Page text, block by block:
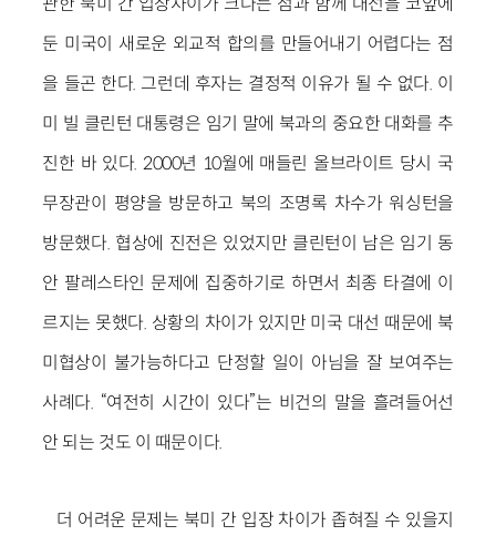
둔 미국이 새로운 외교적 합의를 만들어내기 어렵다는 점
을 들곤 한다. 그런데 후자는 결정적 이유가 될 수 없다. 이
미 빌 클린턴 대통령은 임기 말에 북과의 중요한 대화를 추
진한 바 있다. 2000년 10월에 매들린 올브라이트 당시 국
무장관이 평양을 방문하고 북의 조명록 차수가 워싱턴을
방문했다. 협상에 진전은 있었지만 클린턴이 남은 임기 동
안 팔레스타인 문제에 집중하기로 하면서 최종 타결에 이
르지는 못했다. 상황의 차이가 있지만 미국 대선 때문에 북
미협상이 불가능하다고 단정할 일이 아님을 잘 보여주는
사례다. “여전히 시간이 있다”는 비건의 말을 흘려들어선
안 되는 것도 이 때문이다.
더 어려운 문제는 북미 간 입장 차이가 좁혀질 수 있을지